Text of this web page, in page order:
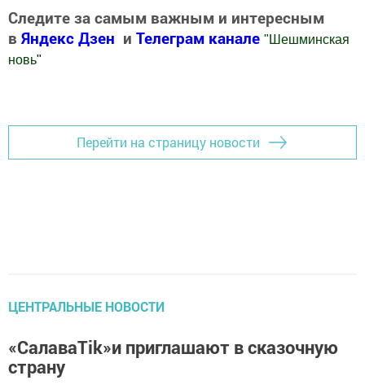
Следите за самым важным и интересным
в Яндекс Дзен и Телеграм канале " Шешминская
новь"
Перейти на страницу новости
ЦЕНТРАЛЬНЫЕ НОВОСТИ
«СалаваTik»и приглашают в сказочную
страну